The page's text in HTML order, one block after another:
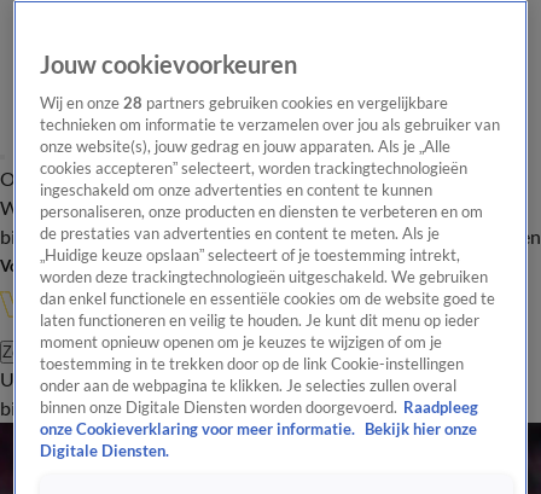
Overzicht Onze programma's Uitzendingen Onze gezichten
In de
WandelgangenInterviewsUitzending
bijwonenPodcastShopVeelgestelde vragenKijkersvraag insturen
Volg Vandaag Inside
Zoeken
UitzendingenVandaag InsideDe OranjezomerShopUitzending
bijwonen
Jouw cookievoorkeuren
Wij en onze28 partners gebruiken cookies en vergelijkbare
technieken om informatie te verzamelen over jou als gebruiker van
onze website(s), jouw gedrag en jouw apparaten. Als je „Alle
cookies accepteren” selecteert, worden trackingtechnologieën
ingeschakeld om onze advertenties en content te kunnen
personaliseren, onze producten en diensten te verbeteren en om
de prestaties van advertenties en content te meten. Als je
„Huidige keuze opslaan” selecteert of je toestemming intrekt,
worden deze trackingtechnologieën uitgeschakeld. We gebruiken
dan enkel functionele en essentiële cookies om de website goed te
laten functioneren en veilig te houden. Je kunt dit menu op ieder
moment opnieuw openen om je keuzes te wijzigen of om je
toestemming in te trekken door op de link Cookie-instellingen
onder aan de webpagina te klikken. Je selecties zullen overal
binnen onze Digitale Diensten worden doorgevoerd. Raadpleeg
onze Cookieverklaring voor meer informatie.
Bekijk hier onze
Digitale Diensten.